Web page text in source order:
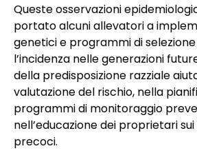
Queste osservazioni
portato alcuni allevatori a
genetici e programmi di
l’incidenza nelle generazioni
della predisposizione razziale
valutazione del rischio, nella
programmi di monitoraggio
nell’educazione dei proprietari
precoci.